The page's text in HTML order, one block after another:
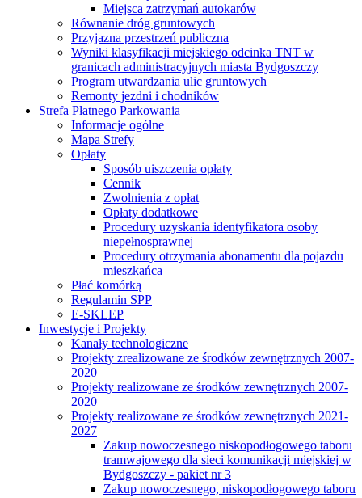
Miejsca zatrzymań autokarów
Równanie dróg gruntowych
Przyjazna przestrzeń publiczna
Wyniki klasyfikacji miejskiego odcinka TNT w
granicach administracyjnych miasta Bydgoszczy
Program utwardzania ulic gruntowych
Remonty jezdni i chodników
Strefa Płatnego Parkowania
Informacje ogólne
Mapa Strefy
Opłaty
Sposób uiszczenia opłaty
Cennik
Zwolnienia z opłat
Opłaty dodatkowe
Procedury uzyskania identyfikatora osoby
niepełnosprawnej
Procedury otrzymania abonamentu dla pojazdu
mieszkańca
Płać komórką
Regulamin SPP
E-SKLEP
Inwestycje i Projekty
Kanały technologiczne
Projekty zrealizowane ze środków zewnętrznych 2007-
2020
Projekty realizowane ze środków zewnętrznych 2007-
2020
Projekty realizowane ze środków zewnętrznych 2021-
2027
Zakup nowoczesnego niskopodłogowego taboru
tramwajowego dla sieci komunikacji miejskiej w
Bydgoszczy - pakiet nr 3
Zakup nowoczesnego, niskopodłogowego taboru